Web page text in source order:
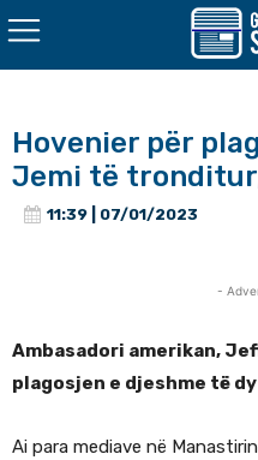
Hovenier për
Jemi të
11:39 | 07/01/2023
-
Ambasadori amerikan,
plagosjen e djeshme të
Ai para mediave në